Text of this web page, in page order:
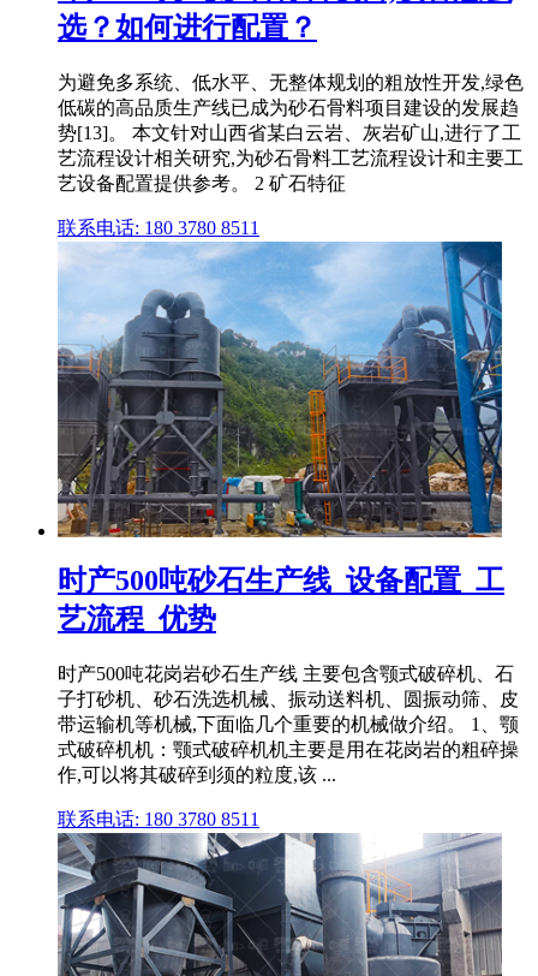
选？如何进行配置？
为避免多系统、低水平、无整体规划的粗放性开发,绿色
低碳的高品质生产线已成为砂石骨料项目建设的发展趋
势[13]。 本文针对山西省某白云岩、灰岩矿山,进行了工
艺流程设计相关研究,为砂石骨料工艺流程设计和主要工
艺设备配置提供参考。 2 矿石特征
联系电话: 180 3780 8511
时产500吨砂石生产线_设备配置_工
艺流程_优势
时产500吨花岗岩砂石生产线 主要包含颚式破碎机、石
子打砂机、砂石洗选机械、振动送料机、圆振动筛、皮
带运输机等机械,下面临几个重要的机械做介绍。 1、颚
式破碎机机：颚式破碎机机主要是用在花岗岩的粗碎操
作,可以将其破碎到须的粒度,该 ...
联系电话: 180 3780 8511